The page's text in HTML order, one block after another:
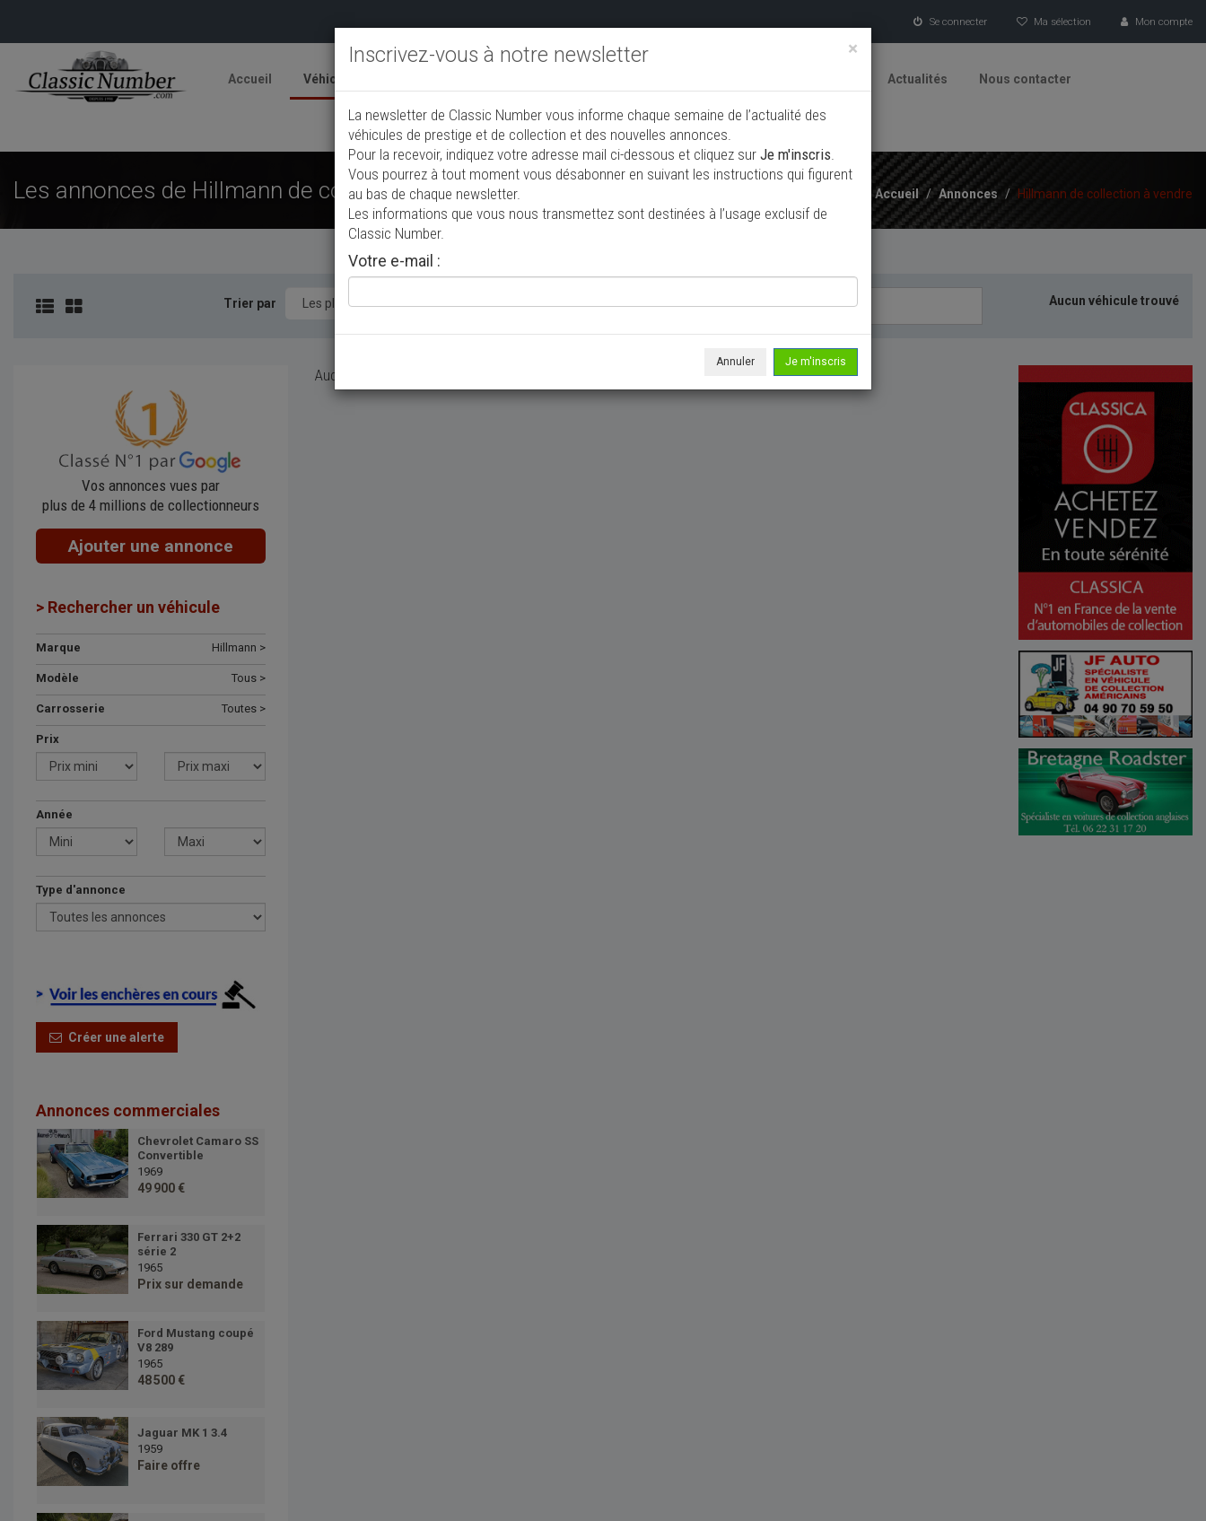
Se connecter Ma sélection Mon compte
Accueil Véhicules Actualités Nous contacter
Ajouter une annonce
Les annonces de Hillmann de collection à vendre Accueil / Annonces / Hillmann de collection à vendre
Trier par Aucun véhicule trouvé
Vos annonces vues par
plus de 4 millions de collectionneurs
Ajouter une annonce
> Rechercher un véhicule
Marque Hillmann >
Modèle Tous >
Carrosserie Toutes >
Prix
Année
Type d'annonce
Créer une alerte
Annonces commerciales
Chevrolet Camaro SS
Convertible
1969
49 900 €
Ferrari 330 GT 2+2
série 2
1965
Prix sur demande
Ford Mustang coupé
V8 289
1965
48 500 €
Jaguar MK 1 3.4
1959
Faire offre
Aucun véhicule ne correspond à votre recherche, veuillez modifier vos critères de recherche...
×
Inscrivez-vous à notre newsletter
La newsletter de Classic Number vous informe chaque semaine de l’actualité des
véhicules de prestige et de collection et des nouvelles annonces.
Pour la recevoir, indiquez votre adresse mail ci-dessous et cliquez sur Je m'inscris.
Vous pourrez à tout moment vous désabonner en suivant les instructions qui figurent
au bas de chaque newsletter.
Les informations que vous nous transmettez sont destinées à l’usage exclusif de
Classic Number.
Votre e-mail :
Annuler Je m'inscris